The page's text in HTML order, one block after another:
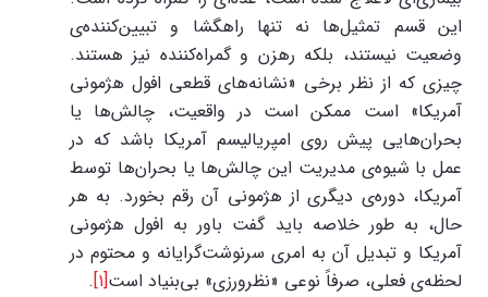
این قسم تمثیل‌ها نه تنها راهگشا و تبیین‌کننده‌ی
وضعیت نیستند، بلکه رهزن و گمراه‌کننده نیز هستند.
چیزی که از نظر برخی «نشانه‌های قطعی افول هژمونی
آمریکا» است ممکن است در واقعیت، چالش‌ها یا
بحران‌هایی پیش روی امپریالیسم آمریکا باشد که در
عمل با شیوه‌ی مدیریت این چالش‌ها یا بحران‌ها توسط
آمریکا، دوره‌ی دیگری از هژمونی آن رقم بخورد. به هر
حال، به طور خلاصه باید گفت باور به افول هژمونی
آمریکا و تبدیل آن به امری سرنوشت‌گرایانه و محتوم در
لحظه‌ی فعلی، صرفاً نوعی «نظرورزی» بی‌بنیاد است[۱] .